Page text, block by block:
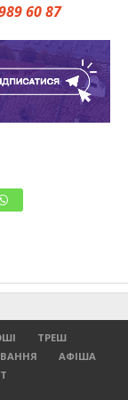
60 87
ТРЕШ
АФІША